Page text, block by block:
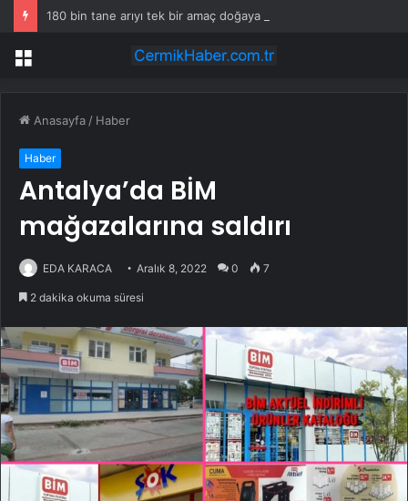
180 bin tane arıyı tek bir amaç doğaya saldılar
Menü
Anasayfa / Haber
Haber
Antalya’da BİM
mağazalarına saldırı
EDA KARACA Aralık 8, 2022 0 7
2 dakika okuma süresi